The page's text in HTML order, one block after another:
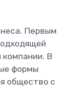
Первым
В
формы
общество с